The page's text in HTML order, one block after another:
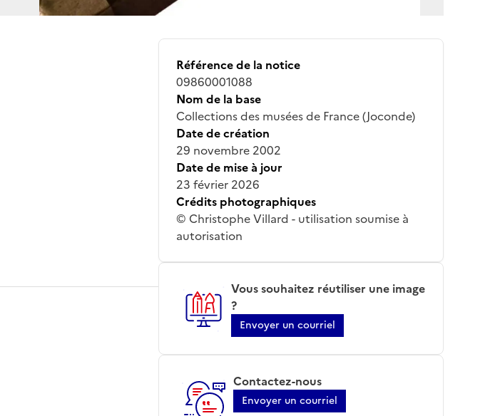
Référence de la notice
09860001088
Nom de la base
Collections des musées de France (Joconde)
Date de création
29 novembre 2002
Date de mise à jour
23 février 2026
Crédits photographiques
© Christophe Villard - utilisation soumise à
autorisation
Vous souhaitez réutiliser une image
?
Envoyer un courriel
Contactez-nous
Envoyer un courriel